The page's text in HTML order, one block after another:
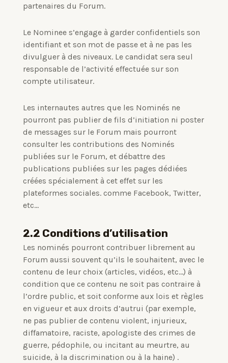
partenaires du Forum.
Le Nominee s’engage à garder confidentiels son
identifiant et son mot de passe et à ne pas les
divulguer à des niveaux. Le candidat sera seul
responsable de l’activité effectuée sur son
compte utilisateur.
Les internautes autres que les Nominés ne
pourront pas publier de fils d’initiation ni poster
de messages sur le Forum mais pourront
consulter les contributions des Nominés
publiées sur le Forum, et débattre des
publications publiées sur les pages dédiées
créées spécialement à cet effet sur les
plateformes sociales. comme Facebook, Twitter,
etc…
2.2 Conditions d’utilisation
Les nominés pourront contribuer librement au
Forum aussi souvent qu’ils le souhaitent, avec le
contenu de leur choix (articles, vidéos, etc…) à
condition que ce contenu ne soit pas contraire à
l’ordre public, et soit conforme aux lois et règles
en vigueur et aux droits d’autrui (par exemple,
ne pas publier de contenu violent, injurieux,
diffamatoire, raciste, apologiste des crimes de
guerre, pédophile, ou incitant au meurtre, au
suicide, à la discrimination ou à la haine) .